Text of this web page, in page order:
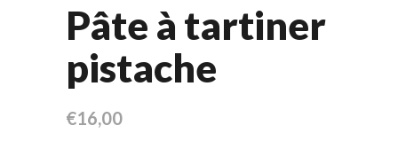
Pâte à tartiner
pistache
€16,00